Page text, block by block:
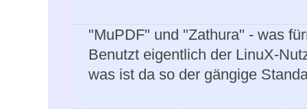
"MuPDF" und "Zathura" - was
Benutzt eigentlich der LinuX-
was ist da so der gängige